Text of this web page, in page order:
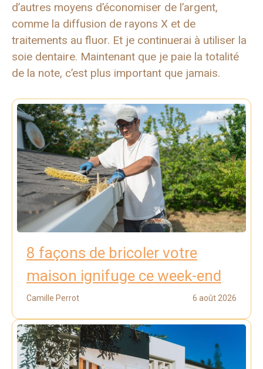
d’autres moyens d’économiser de l’argent,
comme la diffusion de rayons X et de
traitements au fluor. Et je continuerai à utiliser la
soie dentaire. Maintenant que je paie la totalité
de la note, c’est plus important que jamais.
8 façons de bricoler votre
maison ignifuge ce week-end
Camille Perrot 6 août 2026